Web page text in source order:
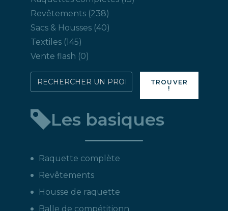
Revêtements 238238
produits
Sacs & Housses 4040
Textiles 145145
produits
Vente flash 00
Rechercher
directement
produit
:
TROUVER
!
Les basiques
Raquette complète
Revêtements
Housse de raquette
Balle de compétitionn